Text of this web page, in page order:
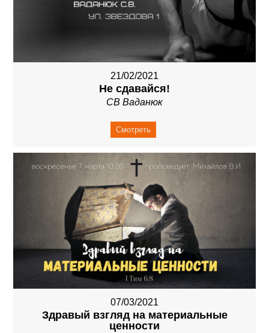
21/02/2021
Не сдавайся!
СВ Ваданюк
Смотреть
07/03/2021
Здравый взгляд на материальные
ценности